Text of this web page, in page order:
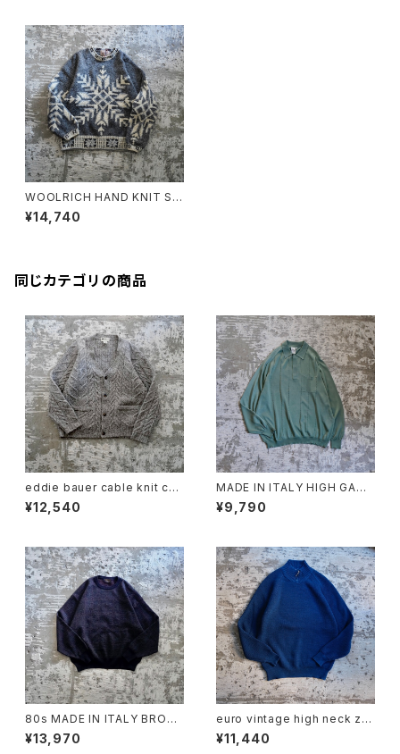
WOOLRICH HAND KNIT SW
EATER
¥14,740
同じカテゴリの商品
eddie bauer cable knit car
digan
¥12,540
MADE IN ITALY HIGH GAUG
E KNIT POLO GREEN
¥9,790
80s MADE IN ITALY BROO
KS BROTHERS MERINO W
OOL KNIT SWEATER
¥13,970
euro vintage high neck zip
knit
¥11,440